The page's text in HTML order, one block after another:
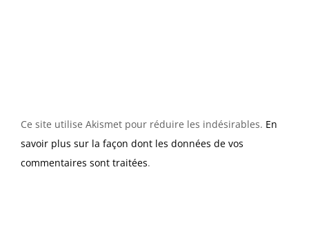
Ce site utilise Akismet pour réduire les indésirables. En
savoir plus sur la façon dont les données de vos
commentaires sont traitées.